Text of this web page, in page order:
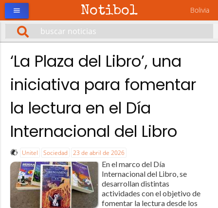
Notibol Bolivia
menu
‘La Plaza del Libro’, una
iniciativa para fomentar
la lectura en el Día
Internacional del Libro
Unitel Sociedad 23 de abril de 2026
En el marco del Día
Internacional del Libro, se
desarrollan distintas
actividades con el objetivo de
fomentar la lectura desde los